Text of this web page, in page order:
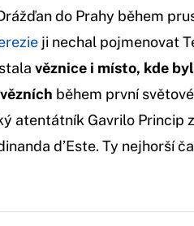
do Prahy během
ji nechal pojmenovat
věznice i místo, kde
během první
atentátník Gavrilo Princip
d’Este. Ty nejhorší